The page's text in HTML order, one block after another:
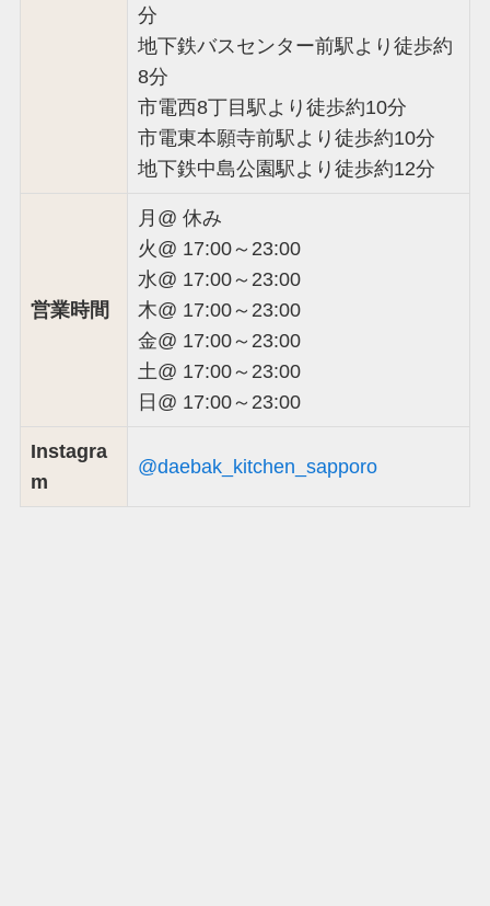
分
地下鉄バスセンター前駅より徒歩約
8分
市電西8丁目駅より徒歩約10分
市電東本願寺前駅より徒歩約10分
地下鉄中島公園駅より徒歩約12分
営業時間
月@ 休み
火@ 17:00～23:00
水@ 17:00～23:00
木@ 17:00～23:00
金@ 17:00～23:00
土@ 17:00～23:00
日@ 17:00～23:00
Instagra
m
@daebak_kitchen_sapporo